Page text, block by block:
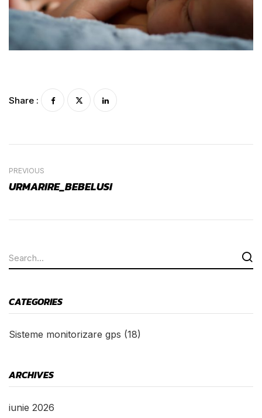
CATEGORIES
Sisteme monitorizare gps (18)
ARCHIVES
iunie 2026
Share :
PREVIOUS
URMARIRE_BEBELUSI